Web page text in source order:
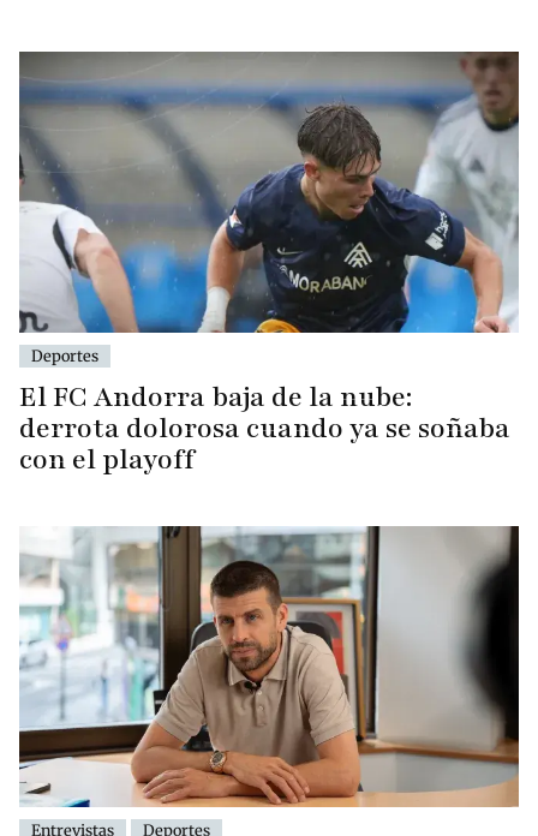
Deportes
El FC Andorra baja de la nube:
derrota dolorosa cuando ya se soñaba
con el playoff
Entrevistas Deportes